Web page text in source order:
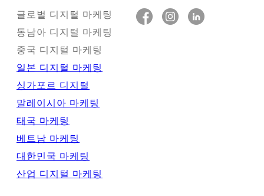
글로벌 디지털 마케팅
동남아 디지털 마케팅
중국 디지털 마케팅
일본 디지털 마케팅
싱가포르 디지털
말레이시아 마케팅
태국 마케팅
베트남 마케팅
대한민국 마케팅
산업 디지털 마케팅